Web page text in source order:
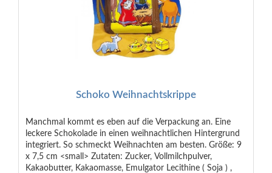
Schoko Weihnachtskrippe
Manchmal kommt es eben auf die Verpackung an. Eine
leckere Schokolade in einen weihnachtlichen Hintergrund
integriert. So schmeckt Weihnachten am besten. Größe: 9
x 7,5 cm <small> Zutaten: Zucker, Vollmilchpulver,
Kakaobutter, Kakaomasse, Emulgator Lecithine ( Soja ) ,